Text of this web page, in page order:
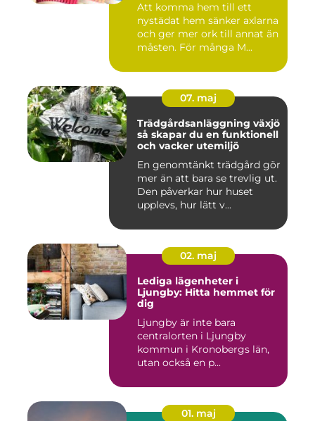
Att komma hem till ett
nystädat hem sänker axlarna
och ger mer ork till annat än
måsten. För många M...
07. maj
Trädgårdsanläggning växjö
så skapar du en funktionell
och vacker utemiljö
En genomtänkt trädgård gör
mer än att bara se trevlig ut.
Den påverkar hur huset
upplevs, hur lätt v...
02. maj
Lediga lägenheter i
Ljungby: Hitta hemmet för
dig
Ljungby är inte bara
centralorten i Ljungby
kommun i Kronobergs län,
utan också en p...
01. maj